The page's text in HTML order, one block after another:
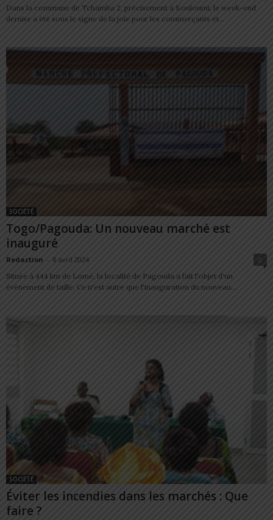
Dans la commune de Tchamba 2, précisement à Kouloumi, le week-end
dernier a été sous le signe de la joie pour les commerçants et...
SOCIÉTÉ
Togo/Pagouda: Un nouveau marché est
inauguré
Redaction - 8 avril 2024
0
Située à 444 km de Lomé, la localité de Pagouda a fait l'objet d'un
évènement de taille. Ce n'est autre que l'inauguration du nouveau...
SOCIÉTÉ
Éviter les incendies dans les marchés : Que
faire ?